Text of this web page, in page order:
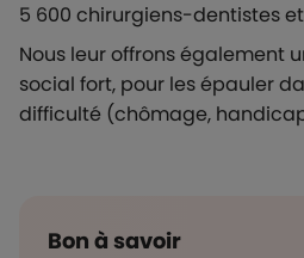
5 600 chirurgiens-dentistes
Nous leur offrons également
social fort, pour les épauler
difficulté (chômage,
Bon à savoir